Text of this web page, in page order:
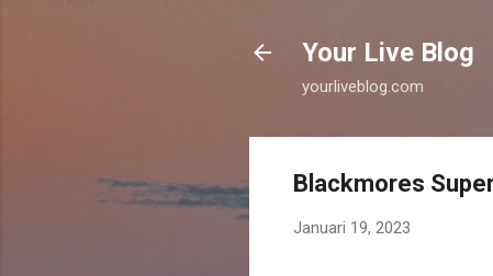
Your Live Blog
yourliveblog.com
Blackmores
Januari 19, 2023